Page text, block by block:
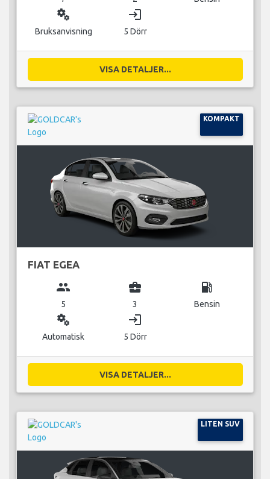
miscellaneous_services
Bruksanvisning
login
5 Dörr
VISA DETALJER...
KOMPAKT
FIAT EGEA
group
5
business_center
3
local_gas_station
Bensin
miscellaneous_services
Automatisk
login
5 Dörr
VISA DETALJER...
LITEN SUV